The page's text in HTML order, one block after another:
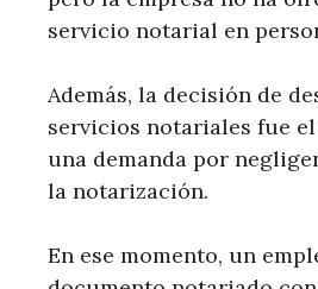
servicio notarial en
Además, la decisión de
servicios notariales fue
una demanda por
la notarización.
En ese momento, un